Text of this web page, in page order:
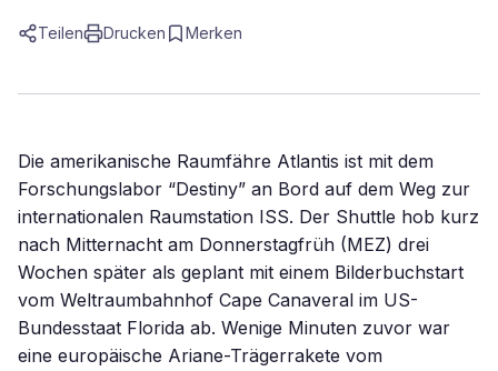
Teilen Drucken Merken
Die amerikanische Raumfähre Atlantis ist mit dem
Forschungslabor “Destiny” an Bord auf dem Weg zur
internationalen Raumstation ISS. Der Shuttle hob kurz
nach Mitternacht am Donnerstagfrüh (MEZ) drei
Wochen später als geplant mit einem Bilderbuchstart
vom Weltraumbahnhof Cape Canaveral im US-
Bundesstaat Florida ab. Wenige Minuten zuvor war
eine europäische Ariane-Trägerrakete vom